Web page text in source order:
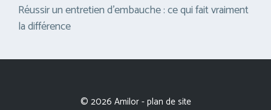
Réussir un entretien d’embauche : ce qui fait vraiment
la différence
© 2026 Amilor -plan de site